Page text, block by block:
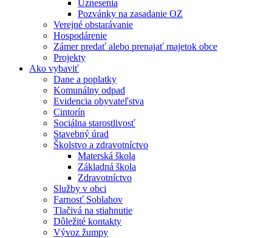
Uznesenia
Pozvánky na zasadanie OZ
Verejné obstarávanie
Hospodárenie
Zámer predať alebo prenajať majetok obce
Projekty
Ako vybaviť
Dane a poplatky
Komunálny odpad
Evidencia obyvateľstva
Cintorín
Sociálna starostlivosť
Stavebný úrad
Školstvo a zdravotníctvo
Materská škola
Základná škola
Zdravotníctvo
Služby v obci
Farnosť Soblahov
Tlačivá na stiahnutie
Dôležité kontakty
Vývoz žumpy